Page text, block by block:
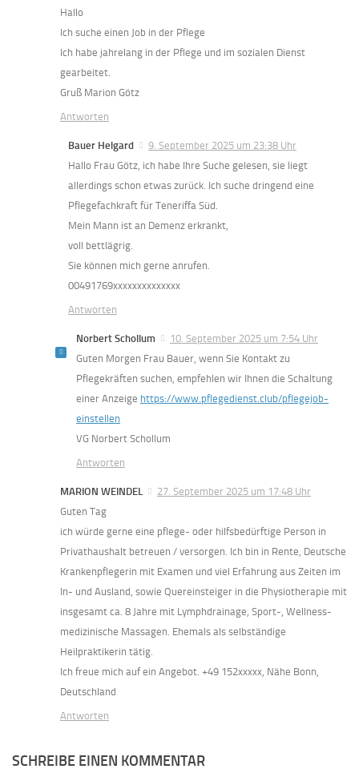
Hallo
Ich suche einen Job in der Pflege
Ich habe jahrelang in der Pflege und im sozialen Dienst
gearbeitet.
Gruß Marion Götz
Antworten
Bauer Helgard
9. September 2025 um 23:38 Uhr
Hallo Frau Götz, ich habe Ihre Suche gelesen, sie liegt
allerdings schon etwas zurück. Ich suche dringend eine
Pflegefachkraft für Teneriffa Süd.
Mein Mann ist an Demenz erkrankt,
voll bettlägrig.
Sie können mich gerne anrufen.
00491769xxxxxxxxxxxxxx
Antworten
Norbert Schollum
10. September 2025 um 7:54 Uhr
Guten Morgen Frau Bauer, wenn Sie Kontakt zu
Pflegekräften suchen, empfehlen wir Ihnen die Schaltung
einer Anzeige https://www.pflegedienst.club/pflegejob-
einstellen
VG Norbert Schollum
Antworten
MARION WEINDEL
27. September 2025 um 17:48 Uhr
Guten Tag
ich würde gerne eine pflege- oder hilfsbedürftige Person in
Privathaushalt betreuen / versorgen. Ich bin in Rente, Deutsche
Krankenpflegerin mit Examen und viel Erfahrung aus Zeiten im
In- und Ausland, sowie Quereinsteiger in die Physiotherapie mit
insgesamt ca. 8 Jahre mit Lymphdrainage, Sport-, Wellness-
medizinische Massagen. Ehemals als selbständige
Heilpraktikerin tätig.
Ich freue mich auf ein Angebot. +49 152xxxxx, Nähe Bonn,
Deutschland
Antworten
SCHREIBE EINEN KOMMENTAR